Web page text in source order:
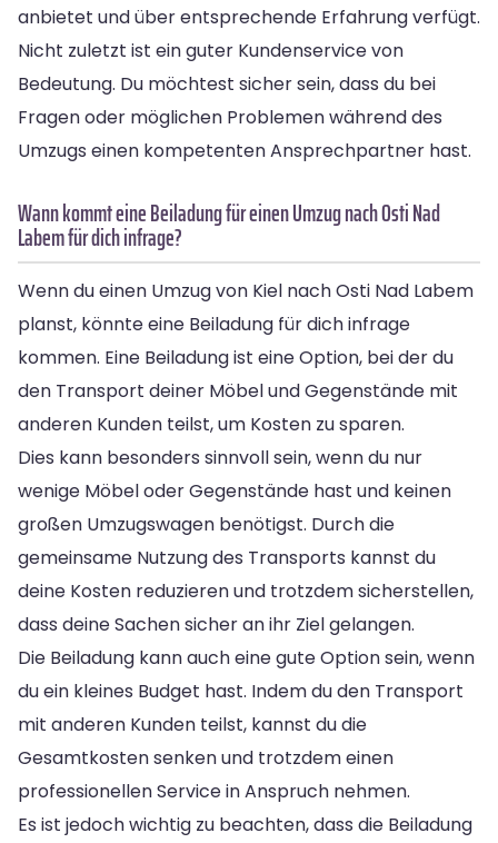
anbietet und über entsprechende Erfahrung verfügt.
Nicht zuletzt ist ein guter Kundenservice von
Bedeutung. Du möchtest sicher sein, dass du bei
Fragen oder möglichen Problemen während des
Umzugs einen kompetenten Ansprechpartner hast.
Wann kommt eine Beiladung für einen Umzug nach Osti Nad
Labem für dich infrage?
Wenn du einen Umzug von Kiel nach Osti Nad Labem
planst, könnte eine Beiladung für dich infrage
kommen. Eine Beiladung ist eine Option, bei der du
den Transport deiner Möbel und Gegenstände mit
anderen Kunden teilst, um Kosten zu sparen.
Dies kann besonders sinnvoll sein, wenn du nur
wenige Möbel oder Gegenstände hast und keinen
großen Umzugswagen benötigst. Durch die
gemeinsame Nutzung des Transports kannst du
deine Kosten reduzieren und trotzdem sicherstellen,
dass deine Sachen sicher an ihr Ziel gelangen.
Die Beiladung kann auch eine gute Option sein, wenn
du ein kleines Budget hast. Indem du den Transport
mit anderen Kunden teilst, kannst du die
Gesamtkosten senken und trotzdem einen
professionellen Service in Anspruch nehmen.
Es ist jedoch wichtig zu beachten, dass die Beiladung